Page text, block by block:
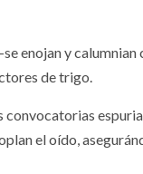
enojan y
de trigo.
convocatorias
el oído,